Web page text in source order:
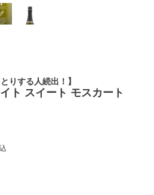
りする人続出！】
ト スイート モスカート